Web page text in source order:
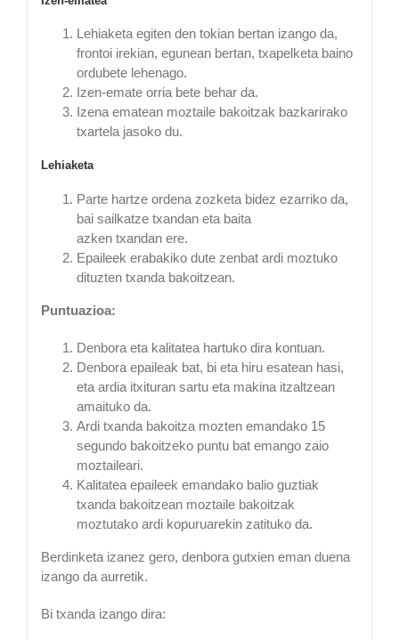
Lehiaketa egiten den tokian bertan izango da,
frontoi irekian, egunean bertan, txapelketa baino
ordubete lehenago.
Izen-emate orria bete behar da.
Izena ematean moztaile bakoitzak bazkarirako
txartela jasoko du.
Lehiaketa
Parte hartze ordena zozketa bidez ezarriko da,
bai sailkatze txandan eta baita
azken txandan ere.
Epaileek erabakiko dute zenbat ardi moztuko
dituzten txanda bakoitzean.
Puntuazioa:
Denbora eta kalitatea hartuko dira kontuan.
Denbora epaileak bat, bi eta hiru esatean hasi,
eta ardia itxituran sartu eta makina itzaltzean
amaituko da.
Ardi txanda bakoitza mozten emandako 15
segundo bakoitzeko puntu bat emango zaio
moztaileari.
Kalitatea epaileek emandako balio guztiak
txanda bakoitzean moztaile bakoitzak
moztutako ardi kopuruarekin zatituko da.
Berdinketa izanez gero, denbora gutxien eman duena
izango da aurretik.
Bi txanda izango dira: